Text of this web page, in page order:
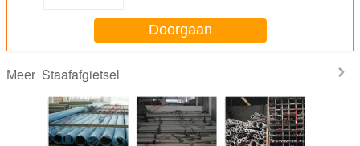
Doorgaan
Meer Staafafgietsel